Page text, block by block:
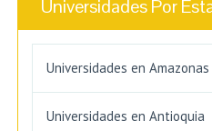
Universidades Por
Universidades en Amazonas
Universidades en Antioquia